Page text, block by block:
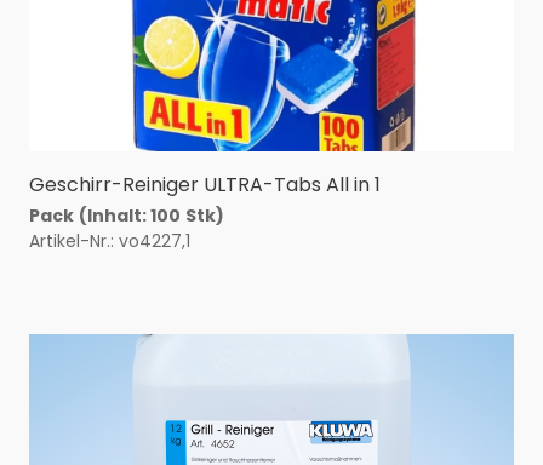
Geschirr-Reiniger ULTRA-Tabs All in 1
Pack (Inhalt: 100 Stk)
Artikel-Nr.: vo4227,1